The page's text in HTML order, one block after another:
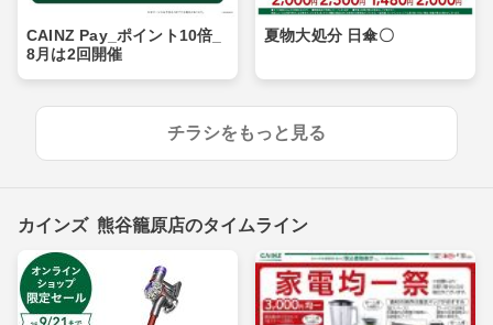
CAINZ Pay_ポイント10倍_
8月は2回開催
夏物大処分 日傘〇
チラシをもっと見る
カインズ 熊谷籠原店のタイムライン